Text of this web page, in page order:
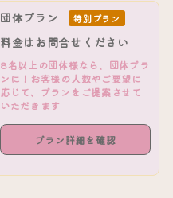
団体プラン 特別プラン
料金はお問合せください
8名以上の団体様なら、団体プラ
ンに！お客様の人数やご要望に
応じて、プランをご提案させて
いただきます
プラン詳細を確認